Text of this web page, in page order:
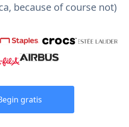
because of course not)
gratis